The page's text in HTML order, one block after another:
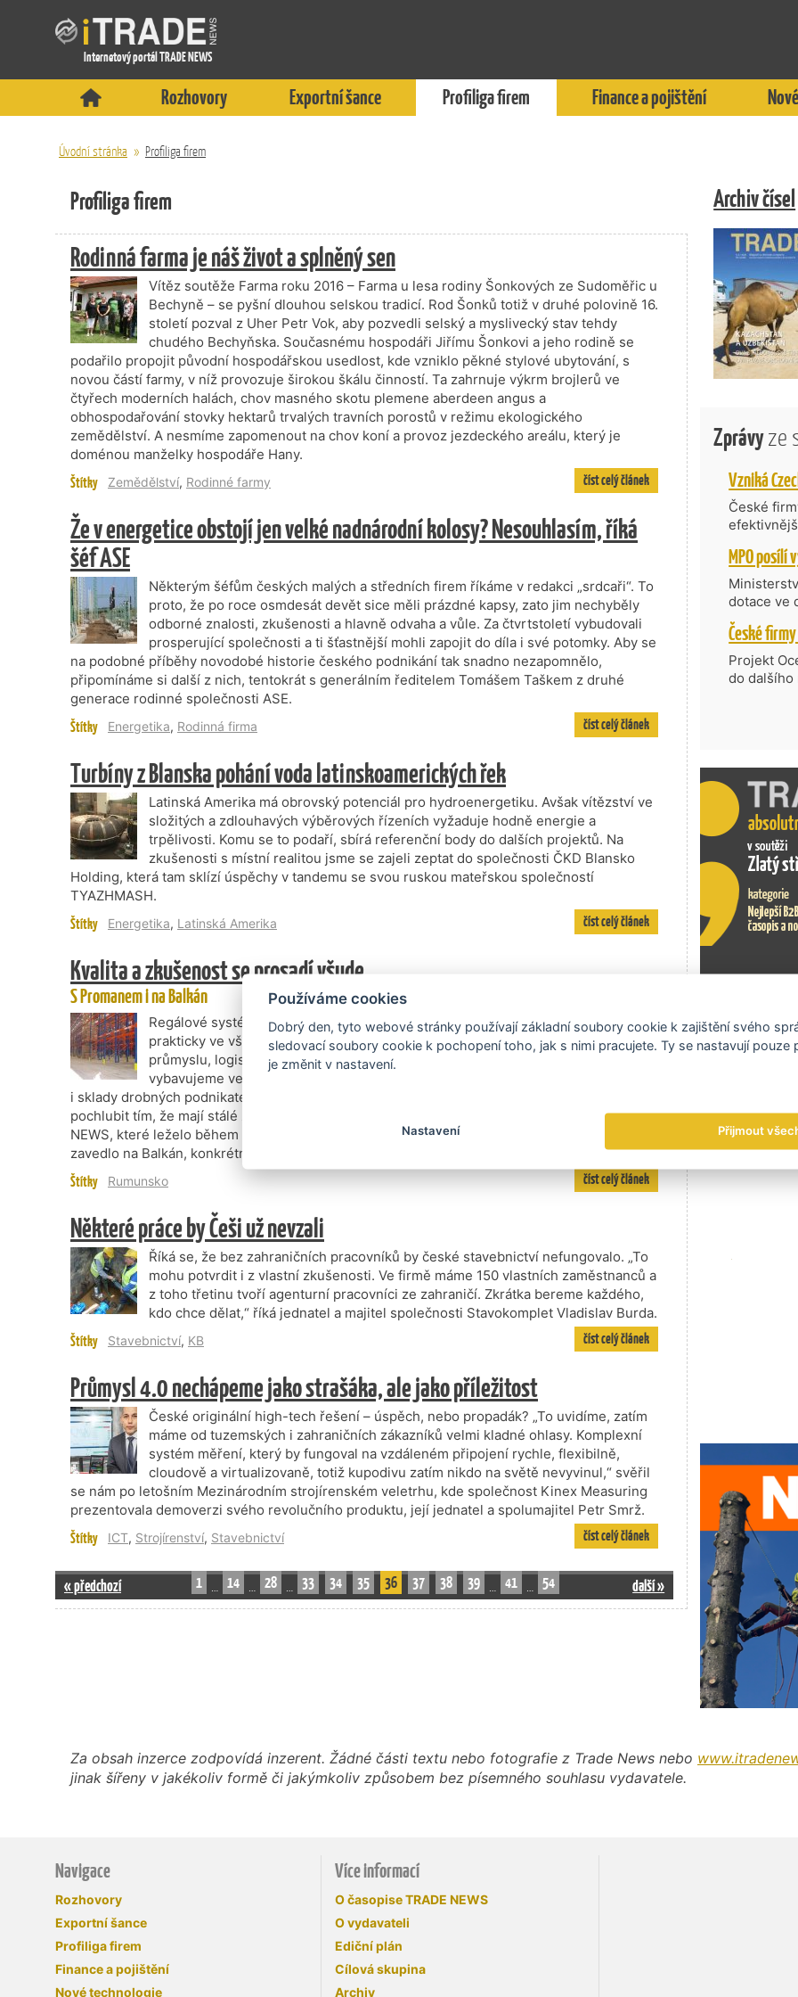
Internetový portál TRADE NEWS
Rozhovory Exportní šance Profiliga firem Finance a pojištění
Úvodní stránka » Profiliga firem
Profiliga firem
Rodinná farma je náš život a splněný sen
Vítěz soutěže Farma roku 2016 – Farma u lesa rodiny Šonkových ze Sudoměřic u
Bechyně – se pyšní dlouhou selskou tradicí. Rod Šonků totiž v druhé polovině 16.
století pozval z Uher Petr Vok, aby pozvedli selský a myslivecký stav tehdy
chudého Bechyňska. Současnému hospodáři Jiřímu Šonkovi a jeho rodině se
podařilo propojit původní hospodářskou usedlost, kde vzniklo pěkné stylové ubytování, s
novou částí farmy, v níž provozuje širokou škálu činností. Ta zahrnuje výkrm brojlerů ve
čtyřech moderních halách, chov masného skotu plemene aberdeen angus a
obhospodařování stovky hektarů trvalých travních porostů v režimu ekologického
zemědělství. A nesmíme zapomenout na chov koní a provoz jezdeckého areálu, který je
doménou manželky hospodáře Hany.
Štítky Zemědělství, Rodinné farmy číst celý článek
Že v energetice obstojí jen velké nadnárodní kolosy? Nesouhlasím, říká
šéf ASE
Některým šéfům českých malých a středních firem říkáme v redakci „srdcaři“. To
proto, že po roce osmdesát devět sice měli prázdné kapsy, zato jim nechyběly
odborné znalosti, zkušenosti a hlavně odvaha a vůle. Za čtvrtstoletí vybudovali
prosperující společnosti a ti šťastnější mohli zapojit do díla i své potomky. Aby se
na podobné příběhy novodobé historie českého podnikání tak snadno nezapomnělo,
připomínáme si další z nich, tentokrát s generálním ředitelem Tomášem Taškem z druhé
generace rodinné společnosti ASE.
Štítky Energetika, Rodinná firma číst celý článek
Turbíny z Blanska pohání voda latinskoamerických řek
Latinská Amerika má obrovský potenciál pro hydroenergetiku. Avšak vítězství ve
složitých a zdlouhavých výběrových řízeních vyžaduje hodně energie a
trpělivosti. Komu se to podaří, sbírá referenční body do dalších projektů. Na
zkušenosti s místní realitou jsme se zajeli zeptat do společnosti ČKD Blansko
Holding, která tam sklízí úspěchy v tandemu se svou ruskou mateřskou společností
TYAZHMASH.
Štítky Energetika, Latinská Amerika číst celý článek
Kvalita a zkušenost se prosadí všude
S Promanem i na Balkán
Regálové systémy české firmy Proman nacházejí už dvaadvacet let uplatnění
prakticky ve všech oborech, například v automobilovém či elektrotechnickém
průmyslu, logistice a také mezi obchodními řetězci u nás i v zahraničí. „Nejčastěji
vybavujeme velkosklady a logistická centra, ale také archivy správních organizací
i sklady drobných podnikatelů,“ vysvětluje jednatel společnosti Pavel Nekut, který se může
pochlubit tím, že mají stálé zákazníky už ve dvaceti zemích. Listopadové vydání TRADE
NEWS, které leželo během naší návštěvy v chrudimském sídle společnosti na stole, nás však
zavedlo na Balkán, konkrétně do Rumunska.
Štítky Rumunsko číst celý článek
Některé práce by Češi už nevzali
Říká se, že bez zahraničních pracovníků by české stavebnictví nefungovalo. „To
mohu potvrdit i z vlastní zkušenosti. Ve firmě máme 150 vlastních zaměstnanců a
z toho třetinu tvoří agenturní pracovníci ze zahraničí. Zkrátka bereme každého,
kdo chce dělat,“ říká jednatel a majitel společnosti Stavokomplet Vladislav Burda.
Štítky Stavebnictví, KB číst celý článek
Průmysl 4.0 nechápeme jako strašáka, ale jako příležitost
České originální high-tech řešení – úspěch, nebo propadák? „To uvidíme, zatím
máme od tuzemských i zahraničních zákazníků velmi kladné ohlasy. Komplexní
systém měření, který by fungoval na vzdáleném připojení rychle, flexibilně,
cloudově a virtualizovaně, totiž kupodivu zatím nikdo na světě nevyvinul,“ svěřil
se nám po letošním Mezinárodním strojírenském veletrhu, kde společnost Kinex Measuring
prezentovala demoverzi svého revolučního produktu, její jednatel a spolumajitel Petr Smrž.
Štítky ICT, Strojírenství, Stavebnictví číst celý článek
« předchozí 1 … 14 … 28 … 33 34 35 36 37 38 39 … 41 … 54 další »
Archiv čísel
Zprávyze
České
nabídne
zahraniční
dotace ve
Transfer,
Částkou
umělé
do
Projekt
do dalšího
prosazují
nejen
příběh.
Exportní
Za obsah inzerce zodpovídá inzerent. Žádné části textu nebo fotografie z Trade News nebo
jinak šířeny v jakékoliv formě či jakýmkoliv způsobem bez písemného souhlasu vydavatele.
Navigace
Rozhovory
Exportní šance
Profiliga firem
Finance a pojištění
Nové technologie
Více informací
O časopise TRADE NEWS
O vydavateli
Ediční plán
Cílová skupina
Archiv
Používáme cookies
Dobrý den, tyto webové stránky používají základní soubory cookie k zajištění svého
sledovací soubory cookie k pochopení toho, jak s nimi pracujete. Ty se nastavují pouze
je změnit v nastavení.
Nastavení Přijmout